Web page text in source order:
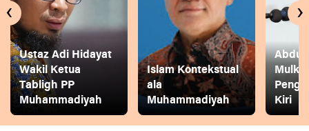
Ustaz Adi Hidayat
Wakil Ketua
Tabligh PP
Muhammadiyah
Islam Kontekstual
ala
Muhammadiyah
Abdul
Kiri
‹ ›